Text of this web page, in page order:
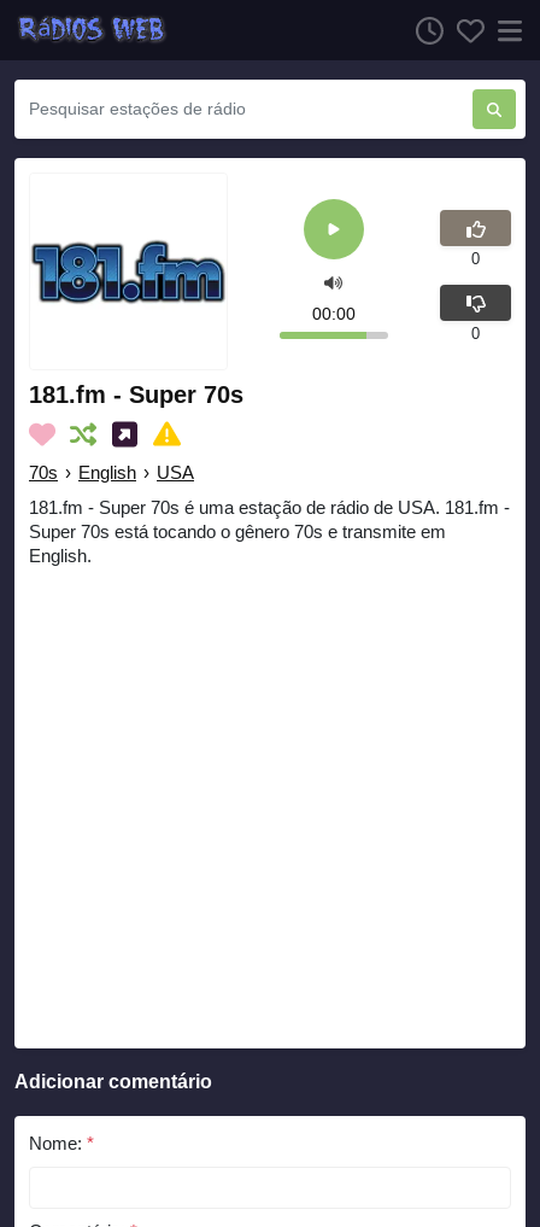
181.fm - Super 70s
70s › English › USA
181.fm - Super 70s é uma estação de rádio de USA. 181.fm -
Super 70s está tocando o gênero 70s e transmite em
English.
00:00
0
0
Adicionar comentário
Nome: *